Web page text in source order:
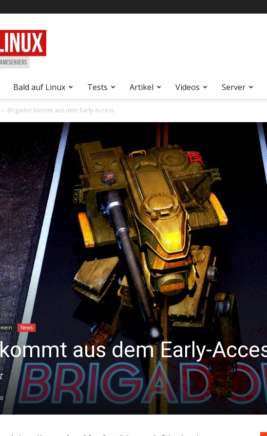
Bald auf Linux Tests Artikel Videos Server
Brigador kommt aus dem Early-Access
News
aus dem Early-
0